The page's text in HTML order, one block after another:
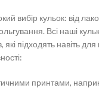
вибір кульок: від
Всі наші
які підходять навіть
принтами,